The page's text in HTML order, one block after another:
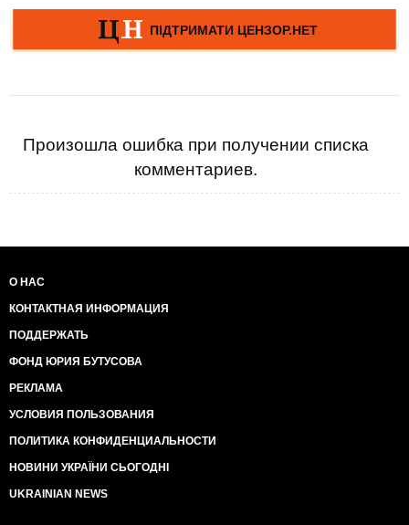
Произошла ошибка при получении списка
комментариев.
О НАС
КОНТАКТНАЯ ИНФОРМАЦИЯ
ПОДДЕРЖАТЬ
ФОНД ЮРИЯ БУТУСОВА
РЕКЛАМА
УСЛОВИЯ ПОЛЬЗОВАНИЯ
ПОЛИТИКА КОНФИДЕНЦИАЛЬНОСТИ
НОВИНИ УКРАЇНИ СЬОГОДНІ
UKRAINIAN NEWS